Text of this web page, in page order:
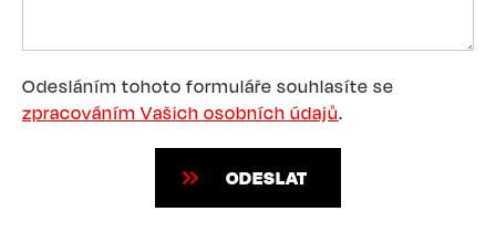
Odesláním tohoto formuláře souhlasíte se
zpracováním Vašich osobních údajů.